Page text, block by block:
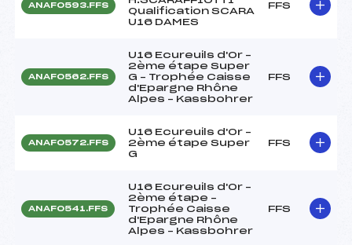
ANAF0593.FFS
Qualification SCARA
U16 DAMES
FFS
ANAF0562.FFS
U16 Ecureuils d'Or –
2ème étape Super
G – Trophée Caisse
d'Epargne Rhône
Alpes – Kassbohrer
FFS
ANAF0572.FFS
U16 Ecureuils d'Or –
2ème étape Super
G
FFS
ANAF0541.FFS
U16 Ecureuils d'Or –
2ème étape –
Trophée Caisse
d'Epargne Rhône
Alpes – Kassbohrer
FFS